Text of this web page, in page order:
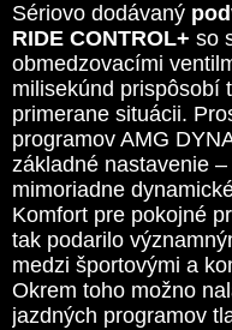
Sériovo dodávaný
RIDE CONTROL+ so
obmedzovacími
milisekúnd prispôsobí
primerane situácii.
programov AMG
základné nastavenie
mimoriadne
Komfort pre pokojné
tak podarilo
medzi športovými a
Okrem toho možno
jazdných programov